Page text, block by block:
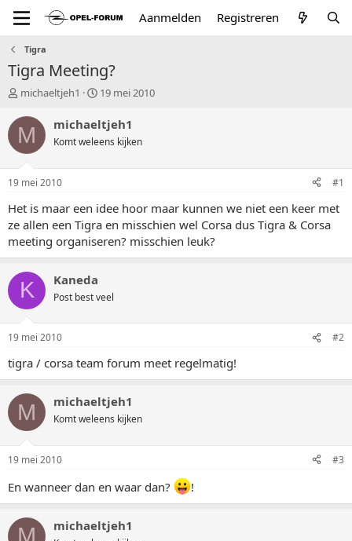
Aanmelden Registreren
Tigra
Tigra Meeting?
T
p
i
a
r
e
r
michaeltjeh1
S
a
t
u
19 mei 2010
M michaeltjeh1
Komt weleens kijken
19 mei 2010 #1
Het is maar een idee hoor maar kunnen we niet een keer met
ze allen een Tigra en misschien wel Corsa dus Tigra & Corsa
meeting organiseren? misschien leuk?
K Kaneda
Post best veel
19 mei 2010 #2
tigra / corsa team forum meet regelmatig!
M michaeltjeh1
Komt weleens kijken
19 mei 2010 #3
En wanneer dan en waar dan? !
M michaeltjeh1